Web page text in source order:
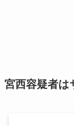
宮西容疑者は